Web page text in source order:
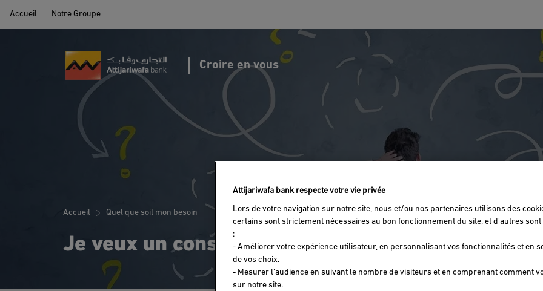
Accueil Notre Groupe
Portail MRE par Attijariwafa Bank
Croire en vous
Accueil Quel que soit mon besoin
Je veux un conseil
Attijariwafa bank respecte votre vie privée
Lors de votre navigation sur notre site, nous et/ou nos partenaires utilisons des
certains sont strictement nécessaires au bon fonctionnement du site, et d'autres
:
- Améliorer votre expérience utilisateur, en personnalisant vos fonctionnalités et en
de vos choix.
- Mesurer l’audience en suivant le nombre de visiteurs et en comprenant comment
sur notre site.